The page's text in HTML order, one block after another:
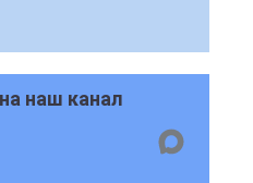
наш канал